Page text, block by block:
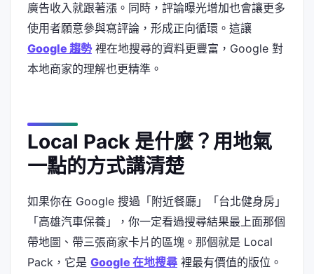
廣告收入就跟著漲。同時，評論曝光增加也會讓更多
使用者願意參與寫評論，形成正向循環。這讓
Google 趨勢裡在地搜尋的資料更豐富，Google 對
本地商家的理解也更精準。
Local Pack 是什麼？用地氣
一點的方式講清楚
如果你在 Google 搜過「附近餐廳」「台北健身房」
「高雄汽車保養」，你一定看過搜尋結果最上面那個
帶地圖、帶三張商家卡片的區塊。那個就是 Local
Pack，它是 Google 在地搜尋 裡最有價值的版位。